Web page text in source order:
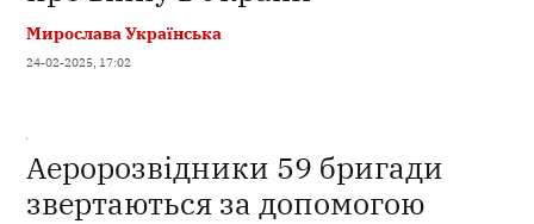
Мирослава Українська
24-02-2025, 17:02
Аеророзвідники 59 бригади
звертаються за допомогою